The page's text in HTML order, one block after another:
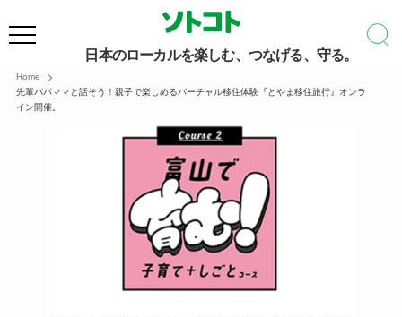
日本のローカルを楽しむ、つなげる、守る。
Home
先輩パパママと話そう！親子で楽しめるバーチャル移住体験『とやま移住旅行』オンラ
イン開催。